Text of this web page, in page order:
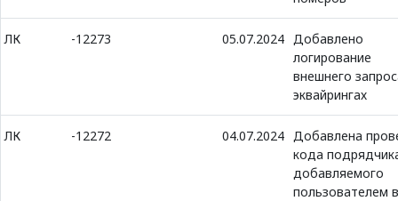
ЛК -12273 05.07.2024 Добавлено
логирование
внешнего
эквайрингах
ЛК -12272 04.07.2024 Добавлена
кода
добавляемого
пользователем в